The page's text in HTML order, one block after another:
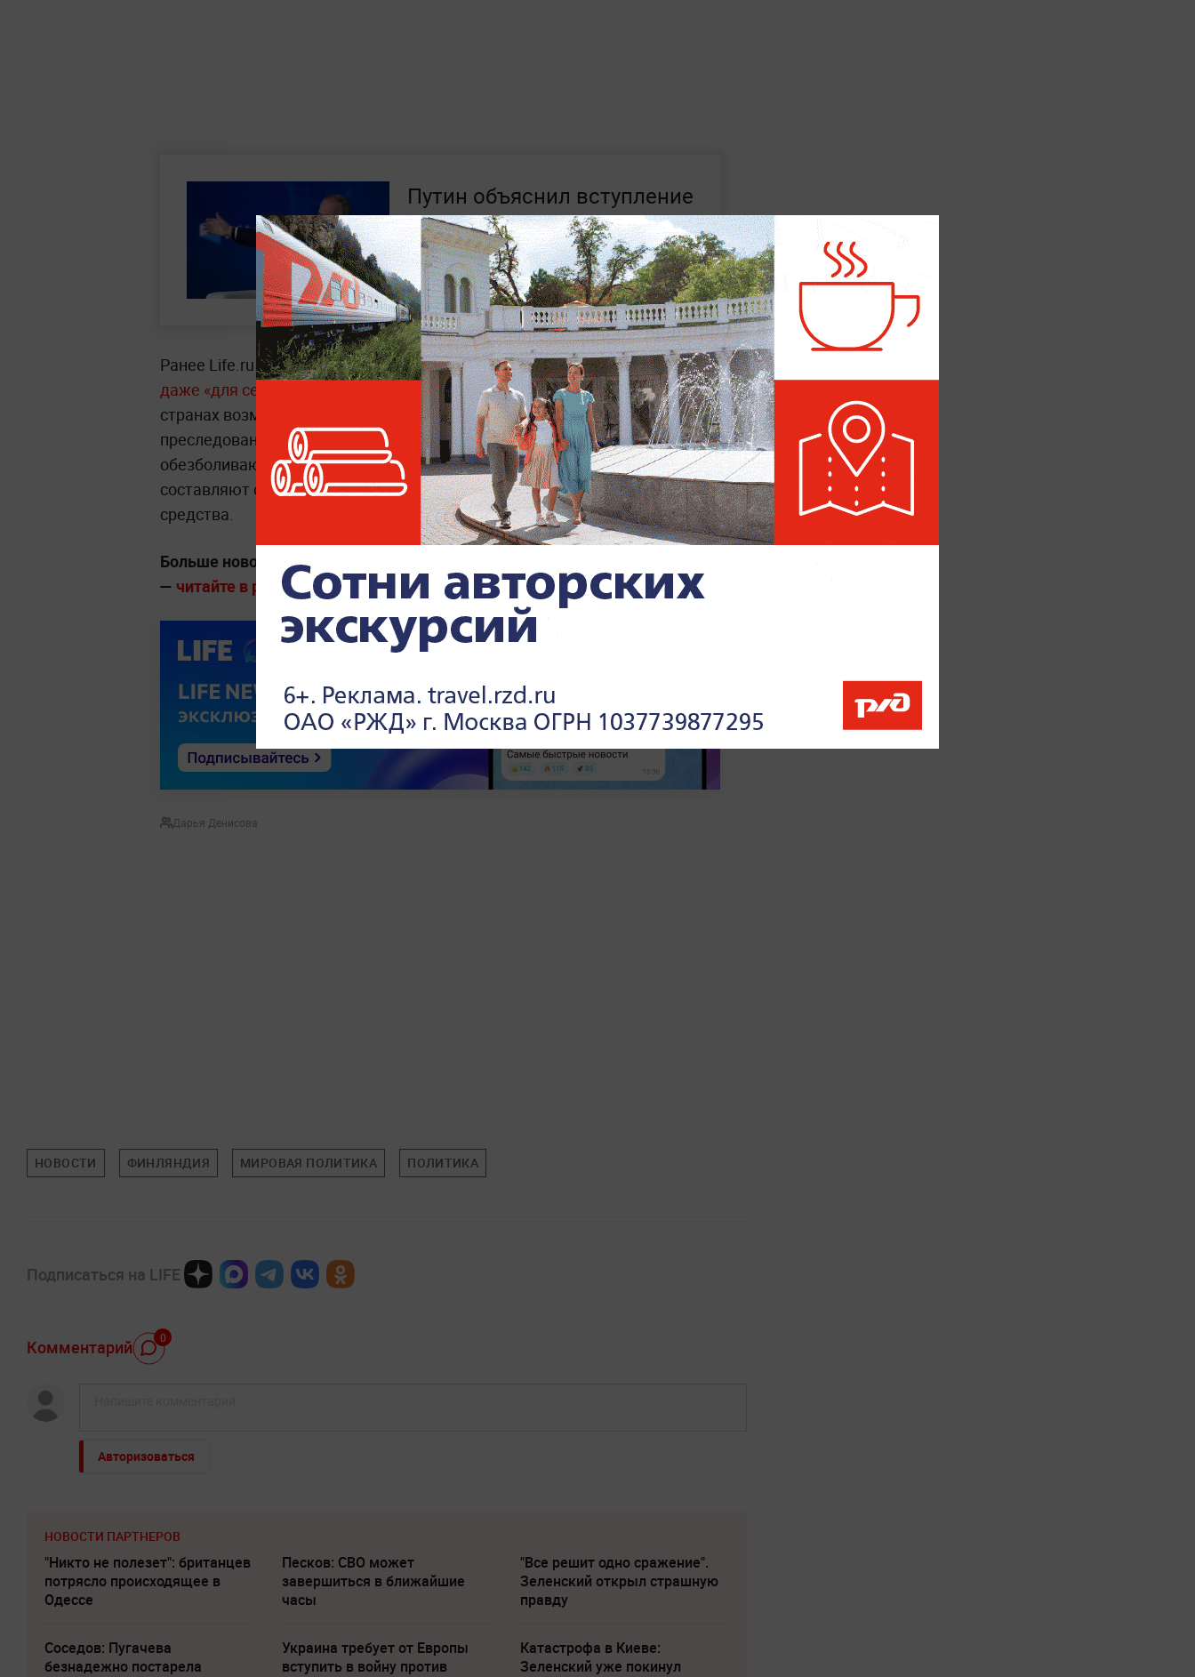
Путин объяснил вступление
Финляндии в НАТО
желанием «что-то
оттяпать» у России
Ранее Life.ru писало лекарствах, которые нельзя брать в другие страны
даже «для себя»
. Препарат могут изъять прямо на границе, а в некоторых
странах возможны штрафы, депортация и даже уголовное
преследование. В зоне особого риска находятся опиоидные
обезболивающие и противокашлевые препараты. Отдельную группу
составляют снотворные, транквилизаторы и противотревожные
средства.
Больше новостей о глобальных событиях и международных отношениях
— читайте в разделе «Мировая политика» на Life.ru
Дарья Денисова
НОВОСТИ ФИНЛЯНДИЯ МИРОВАЯ ПОЛИТИКА ПОЛИТИКА
Подписаться на LIFE
Комментарий 0
Авторизоваться
НОВОСТИ ПАРТНЕРОВ
"Никто не полезет": британцев
потрясло происходящее в
Одессе
Песков: СВО может
завершиться в ближайшие
часы
"Все решит одно сражение".
Зеленский открыл страшную
правду
Соседов: Пугачева
безнадежно постарела
Украина требует от Европы
вступить в войну против
Катастрофа в Киеве:
Зеленский уже покинул